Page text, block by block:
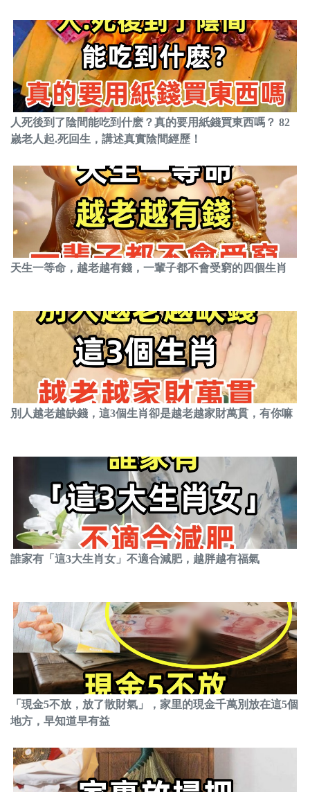
人死後到了陰間能吃到什麽？真的要用紙錢買東西嗎？ 82
嵗老人起.死回生，講述真實陰間經歷！
天生一等命，越老越有錢，一輩子都不會受窮的四個生肖
別人越老越缺錢，這3個生肖卻是越老越家財萬貫，有你嘛
誰家有「這3大生肖女」不適合減肥，越胖越有福氣
「現金5不放，放了散財氣」，家里的現金千萬別放在這5個
地方，早知道早有益